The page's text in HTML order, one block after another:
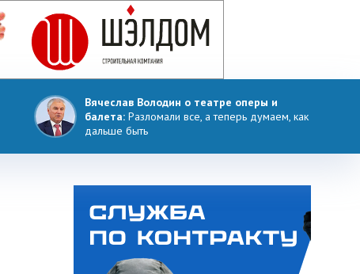
Вячеслав Володин о театре оперы и
балета: Разломали все, а теперь думаем, как
дальше быть